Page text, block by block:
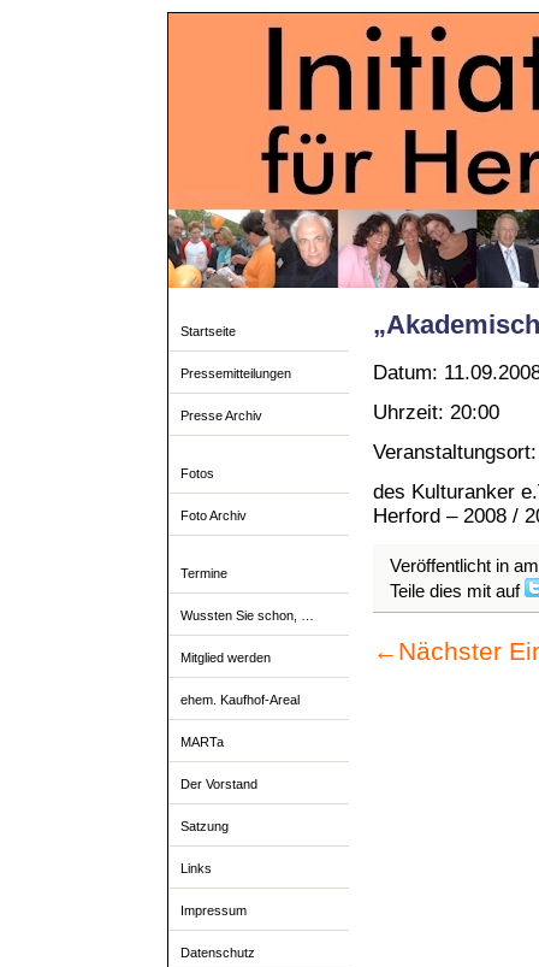
Startseite
Pressemitteilungen
Presse Archiv
Fotos
Foto Archiv
Termine
Wussten Sie schon, …
Mitglied werden
ehem. Kaufhof-Areal
MARTa
Der Vorstand
Satzung
Links
Impressum
Datenschutz
Datum:
Uhrzeit: 20:00
des Kulturanker
Herford – 2008 /
Veröffentlicht in
Teile dies mit auf
← Nächster